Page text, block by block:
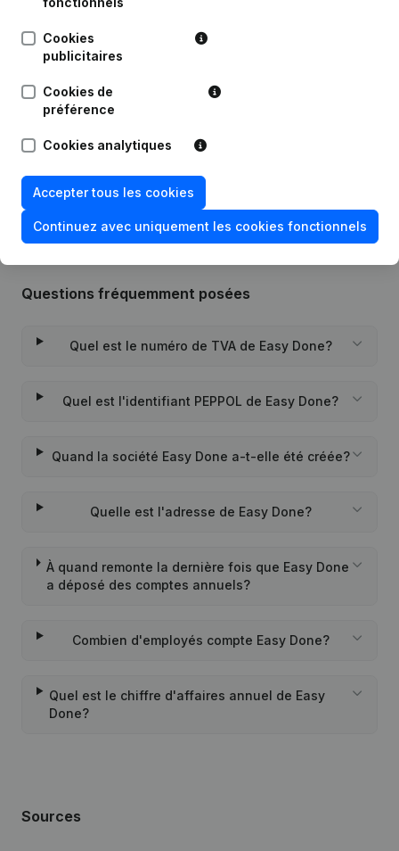
01-06-2023
05-07-2021
Personne Morale, Ouverture
Succursale, etc...)
Questions fréquemment posées
Quel est le numéro de TVA de Easy Done?
Quel est l'identifiant PEPPOL de Easy Done?
Quand la société Easy Done a-t-elle été créée?
Quelle est l'adresse de Easy Done?
À quand remonte la dernière fois que Easy Done
a déposé des comptes annuels?
Combien d'employés compte Easy Done?
Quel est le chiffre d'affaires annuel de Easy
Done?
Sources
Cookies
publicitaires
Cookies de
préférence
Cookies analytiques
Accepter tous les cookies
Continuez avec uniquement les cookies fonctionnels